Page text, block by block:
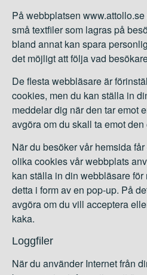
På webbplatsen
små textfiler som lagras på
bland annat kan spara
det möjligt att följa vad
De flesta webbläsare är
cookies, men du kan ställa in
meddelar dig när den tar emot
avgöra om du skall ta emot den
När du besöker vår hemsida
olika cookies vår webbplats
kan ställa in din webbläsare
detta i form av en pop-up. På
avgöra om du vill acceptera
kaka.
Loggfiler
När du använder Internet från